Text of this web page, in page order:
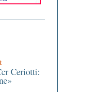
Ceriotti: